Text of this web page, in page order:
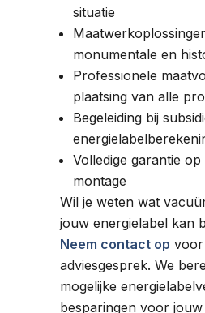
situatie
monumentale en
Professionele
plaatsing van alle
Begeleiding bij
Volledige garantie
montage
Wil je weten wat
jouw energielabel kan
Neem contact op voor
adviesgesprek. We
mogelijke
besparingen voor jouw